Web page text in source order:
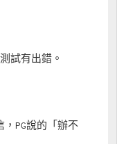
試有出錯。
PG說的「辦不